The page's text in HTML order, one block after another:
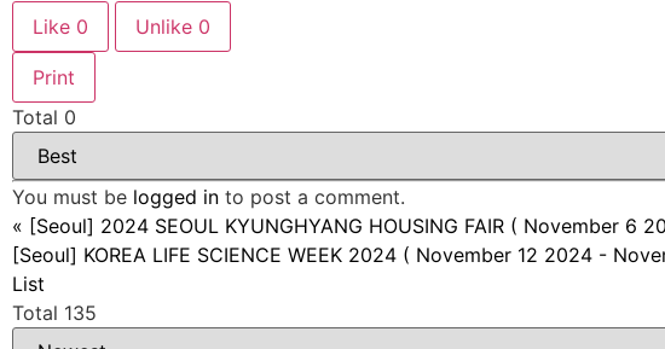
Like 0 Unlike 0
Print
Total 0
You must be logged in to post a comment.
« [Seoul] 2024 SEOUL KYUNGHYANG HOUSING FAIR ( November 6
[Seoul] KOREA LIFE SCIENCE WEEK 2024 ( November 12 2024 -
List
Total 135